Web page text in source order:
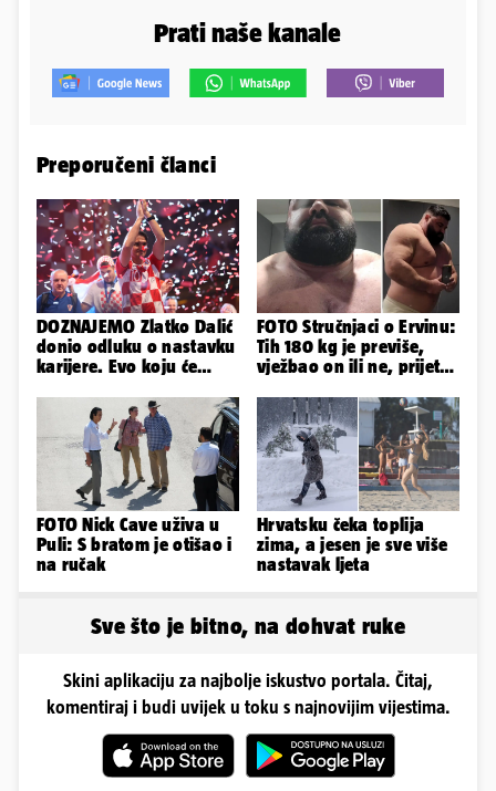
Prati naše kanale
Preporučeni članci
DOZNAJEMO Zlatko Dalić
donio odluku o nastavku
karijere. Evo koju će
FOTO Stručnjaci o Ervinu:
Tih 180 kg je previše,
vježbao on ili ne, prijete
FOTO Nick Cave uživa u
Puli: S bratom je otišao i
na ručak
Hrvatsku čeka toplija
zima, a jesen je sve više
nastavak ljeta
Sve što je bitno, na dohvat ruke
Skini aplikaciju za najbolje iskustvo portala. Čitaj,
komentiraj i budi uvijek u toku s najnovijim vijestima.